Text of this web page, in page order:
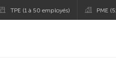
TPE (1 à 50 employés) PME